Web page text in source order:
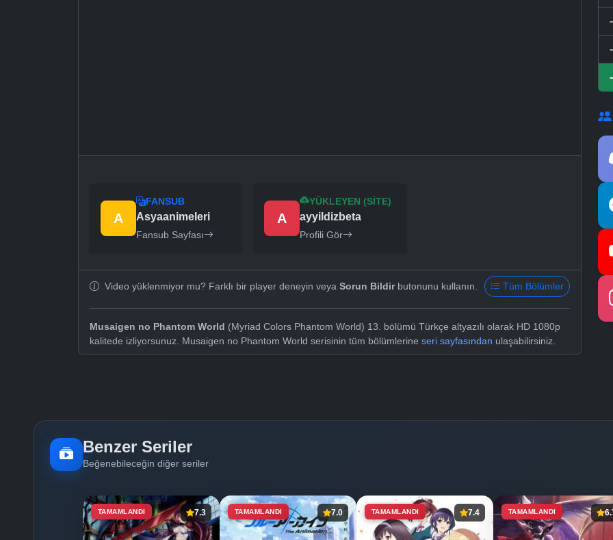
A
FANSUB
Asyaanimeleri
Fansub Sayfası
A
YÜKLEYEN (SITE)
ayyildizbeta
Profili Gör
Video yüklenmiyor mu? Farklı bir player deneyin veya Sorun Bildirbutonunu kullanın. Tüm Bölümler
Musaigen no Phantom World (Myriad Colors Phantom World) 13. bölümü Türkçe altyazılı olarak HD 1080p
kalitede izliyorsunuz. Musaigen no Phantom World serisinin tüm bölümlerine seri sayfasından ulaşabilirsiniz.
Benzer Seriler
Beğenebileceğin diğer seriler
TAMAMLANDI 7.3 TAMAMLANDI 7.0 TAMAMLANDI 7.4 TAMAMLANDI